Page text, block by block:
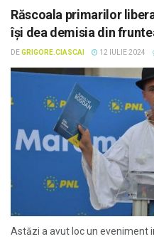
Răscoala primarilor
își dea demisia din
DEGRIGORE.CIASCAI 12 IULIE 2024
Astăzi a avut loc un eveniment